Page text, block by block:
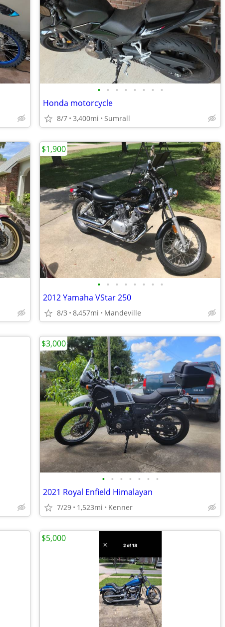
• • • • • • • •
Honda motorcycle
8/7 3,400mi Sumrall
• • • • • • • •
2012 Yamaha VStar 250
8/3 8,457mi Mandeville
$1,900
• • • • • • •
2021 Royal Enfield Himalayan
7/29 1,523mi Kenner
$3,000
$5,000